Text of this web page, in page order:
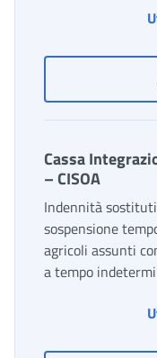
Cassa
– CISOA
Indennità
sospensione
agricoli assunti
a tempo